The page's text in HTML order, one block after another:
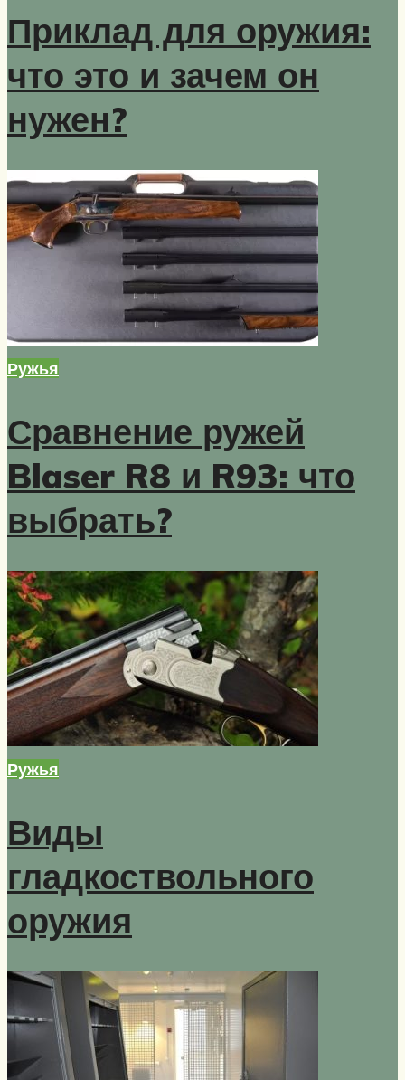
Приклад для оружия:
что это и зачем он
нужен?
Ружья
Сравнение ружей
Blaser R8 и R93: что
выбрать?
Ружья
Виды
гладкоствольного
оружия